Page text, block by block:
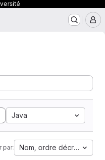
Java
par: Nom, ordre décroissant